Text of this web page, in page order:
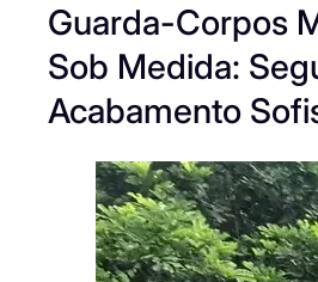
Guarda-Corpos
Sob Medida:
Acabamento